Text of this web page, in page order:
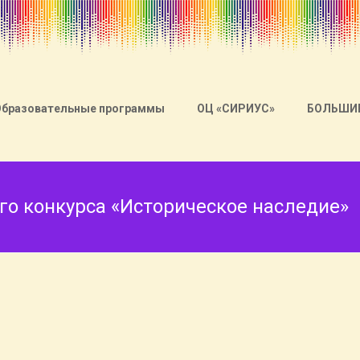
программы ОЦ «СИРИУС»
конкурса «Историческое наследие»